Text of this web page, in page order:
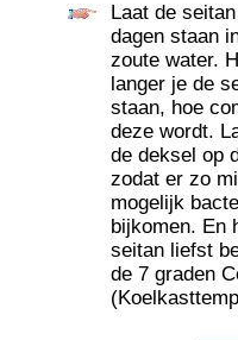
Laat de
dagen staan
zoute water.
langer je de
staan, hoe
deze wordt.
de deksel op
zodat er zo
mogelijk
bijkomen. En
seitan liefst
de 7 graden